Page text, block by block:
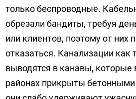
только беспроводные.
обрезали бандиты, требуя
или клиентов, поэтому от них
отказаться. Канализации как
выводятся в канавы, которые
районах прикрыты